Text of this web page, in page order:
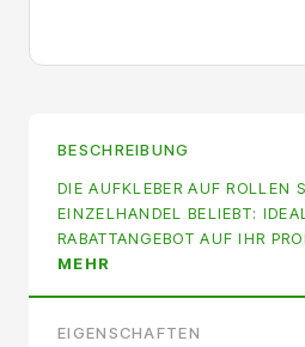
BESCHREIBUNG
DIE AUFKLEBER AUF ROLLEN
EINZELHANDEL BELIEBT:
RABATTANGEBOT AUF IHR
MEHR
EIGENSCHAFTEN